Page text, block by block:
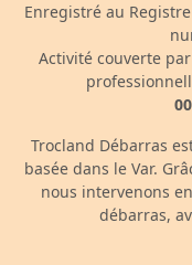
Enregistré au
Activité couverte
Trocland Débarras
basée dans le Var.
nous intervenons
débarras,